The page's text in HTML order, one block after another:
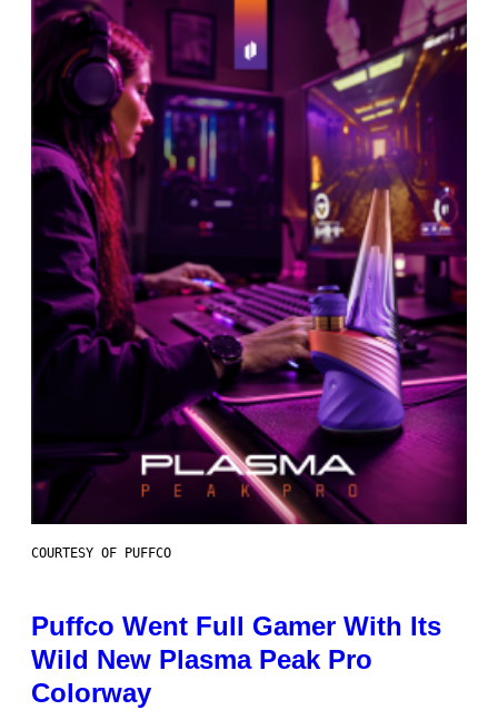
COURTESY OF PUFFCO
Puffco Went Full Gamer With Its
Wild New Plasma Peak Pro
Colorway